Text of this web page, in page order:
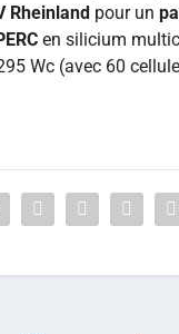
Rheinlandpour un
en silicium
Wc (avec 60